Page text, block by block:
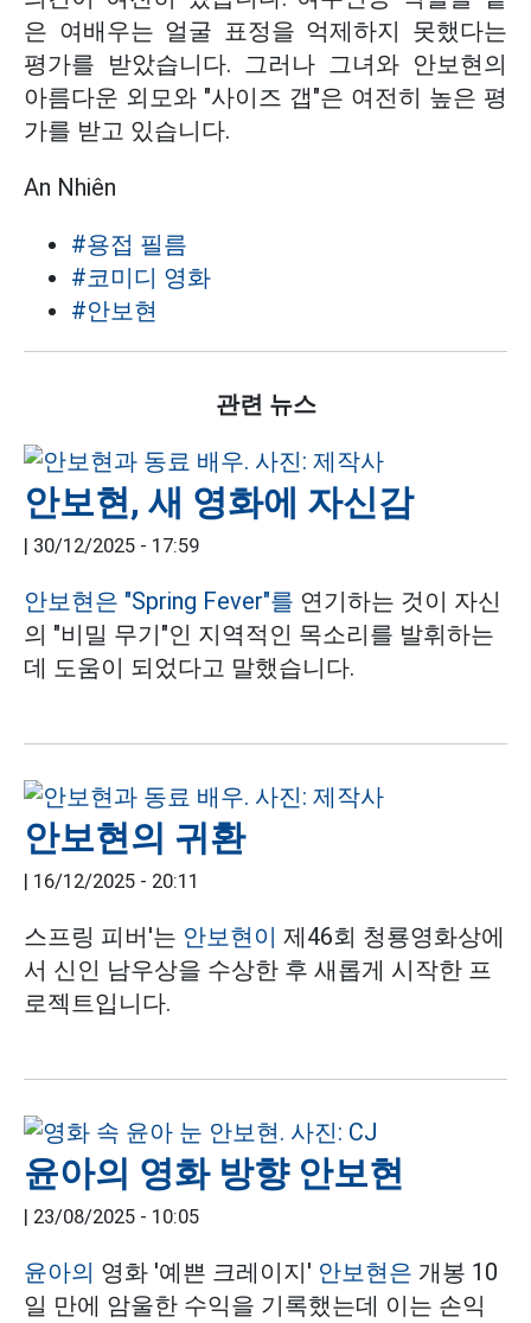
은 여배우는 얼굴 표정을 억제하지 못했다는
평가를 받았습니다. 그러나 그녀와 안보현의
아름다운 외모와 "사이즈 갭"은 여전히 높은 평
가를 받고 있습니다.
An Nhiên
#용접 필름
#코미디 영화
#안보현
관련 뉴스
안보현, 새 영화에 자신감
| 30/12/2025 - 17:59
안보현은 "Spring Fever"를 연기하는 것이 자신
의 "비밀 무기"인 지역적인 목소리를 발휘하는
데 도움이 되었다고 말했습니다.
안보현의 귀환
| 16/12/2025 - 20:11
스프링 피버'는 안보현이 제46회 청룡영화상에
서 신인 남우상을 수상한 후 새롭게 시작한 프
로젝트입니다.
윤아의 영화 방향 안보현
| 23/08/2025 - 10:05
윤아의 영화 '예쁜 크레이지' 안보현은 개봉 10
일 만에 암울한 수익을 기록했는데 이는 손익